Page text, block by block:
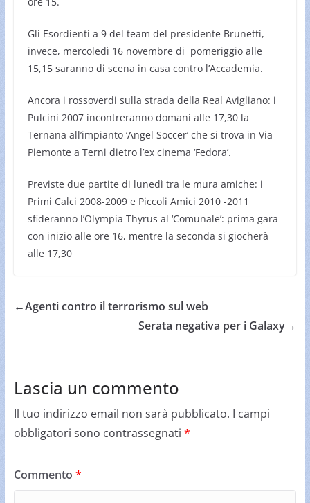
Gli Esordienti a 9 del team del presidente Brunetti,
invece, mercoledì 16 novembre di pomeriggio alle
15,15 saranno di scena in casa contro l’Accademia.
Ancora i rossoverdi sulla strada della Real Avigliano: i
Pulcini 2007 incontreranno domani alle 17,30 la
Ternana all’impianto ‘Angel Soccer’ che si trova in Via
Piemonte a Terni dietro l’ex cinema ‘Fedora’.
Previste due partite di lunedì tra le mura amiche: i
Primi Calci 2008-2009 e Piccoli Amici 2010 -2011
sfideranno l’Olympia Thyrus al ‘Comunale’: prima gara
con inizio alle ore 16, mentre la seconda si giocherà
alle 17,30
←Agenti contro il terrorismo sul web
Serata negativa per i Galaxy→
Lascia un commento
Il tuo indirizzo email non sarà pubblicato. I campi
obbligatori sono contrassegnati *
Commento *